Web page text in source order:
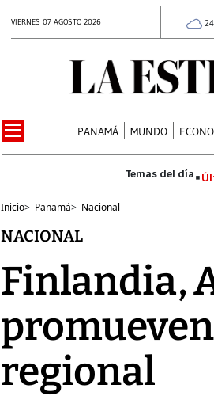
VIERNES 07 AGOSTO 2026
PANAMÁ MUNDO
Inicio> Panamá> Nacional
NACIONAL
Finlandia,
regional